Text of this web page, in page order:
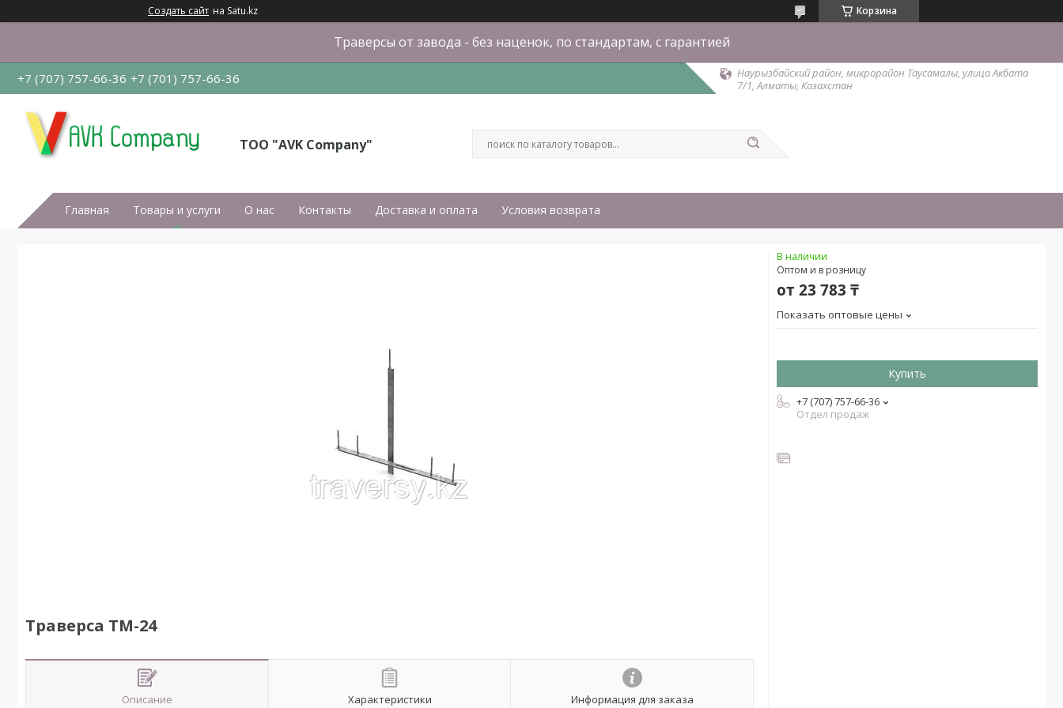
Создать сайт на Satu.kz Корзина
Траверсы от завода - без наценок, по стандартам, с гарантией
+7 (707) 757-66-36 +7 (701) 757-66-36
Наурызбайский район, микрорайон Таусамалы, улица Акбата
7/1, Алматы, Казахстан
ТОО "AVK Company"
Главная Товары и услуги О нас Контакты Доставка и оплата Условия возврата
Траверса ТМ-24
Описание Характеристики Информация для заказа
В наличии
Оптом и в розницу
от 23 783 ₸
Показать оптовые цены
Купить
+7 (707) 757-66-36
Отдел продаж